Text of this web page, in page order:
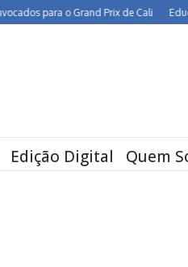
o Grand Prix de Cali Educação de
Edição Digital Quem